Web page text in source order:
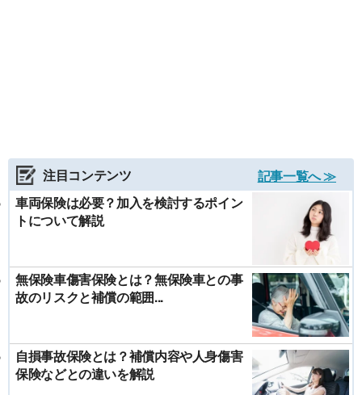
注目コンテンツ
記事一覧へ ≫
車両保険は必要？加入を検討するポイン
トについて解説
無保険車傷害保険とは？無保険車との事
故のリスクと補償の範囲...
自損事故保険とは？補償内容や人身傷害
保険などとの違いを解説